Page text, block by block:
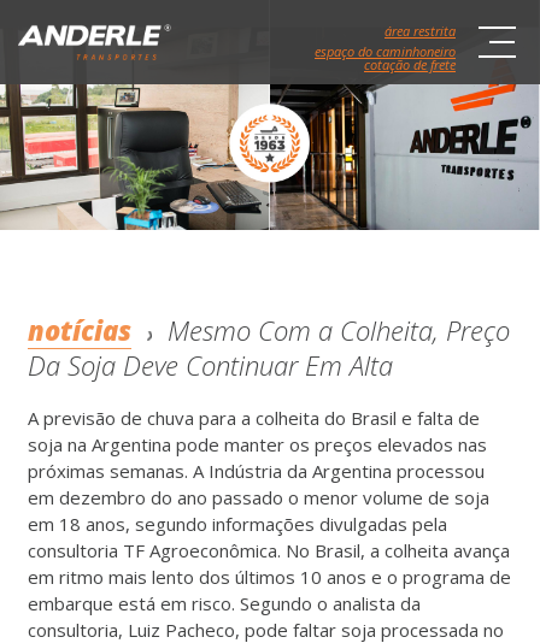
espaço do caminhoneiro
cotação de frete
área restrita
notícias
Mesmo Com a Colheita, Preço
Da Soja Deve Continuar Em Alta
A previsão de chuva para a colheita do Brasil e falta de
soja na Argentina pode manter os preços elevados nas
próximas semanas. A Indústria da Argentina processou
em dezembro do ano passado o menor volume de soja
em 18 anos, segundo informações divulgadas pela
consultoria TF Agroeconômica. No Brasil, a colheita avança
em ritmo mais lento dos últimos 10 anos e o programa de
embarque está em risco. Segundo o analista da
consultoria, Luiz Pacheco, pode faltar soja processada no